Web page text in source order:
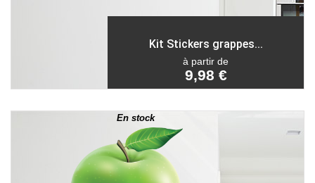
Kit Stickers grappes...
à partir de
9,98 €
En stock